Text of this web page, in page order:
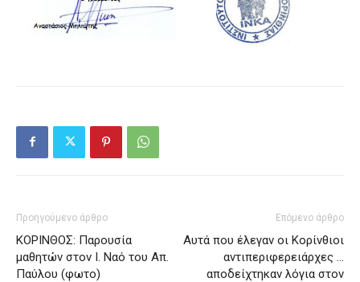
Προηγούμενο άρθρο
ΚΟΡΙΝΘΟΣ: Παρουσία
μαθητών στον Ι. Ναό του Απ.
Παύλου (φωτο)
Επόμενο άρθρο
Αυτά που έλεγαν οι Κορίνθιοι
αντιπεριφερειάρχες …
αποδείχτηκαν λόγια στον